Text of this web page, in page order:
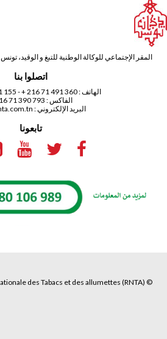
المقر الإجتماعي للوكالة الوطنية للتبغ و الوقيد، تونس شارع 15 أكتوبر 42
اتصلوا بنا
الهاتف :360 491 71 216 +
-
155 491 71 216 +
الفاكس : 793 390 71 216 +
البريد الإلكتروني :
تابعونا